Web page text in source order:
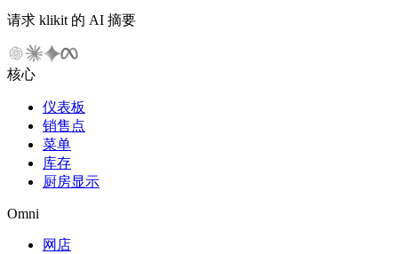
请求 klikit 的 AI 摘要
核心
仪表板
销售点
菜单
库存
厨房显示
Omni
网店